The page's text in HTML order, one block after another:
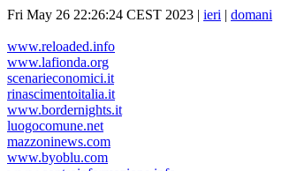
Fri May 26 22:26:24 CEST 2023 | ieri | domani
www.reloaded.info
www.lafionda.org
scenarieconomici.it
rinascimentoitalia.it
www.bordernights.it
luogocomune.net
mazzoninews.com
www.byoblu.com